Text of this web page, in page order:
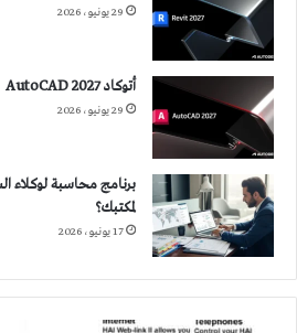
29 يونيو، 2026
أتوكاد 2027 AutoCAD
29 يونيو، 2026
برنامج محاسبة لوكلاء
لمكتبك؟
17 يونيو، 2026